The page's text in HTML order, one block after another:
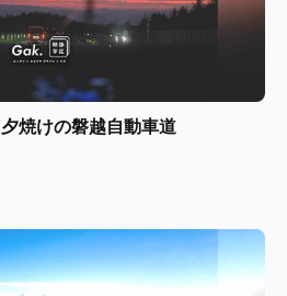
焼けの磐越自動車道